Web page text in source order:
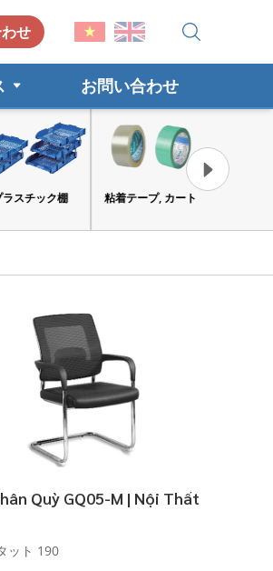
せ
お問い合わせ
ラスチック棚 粘着テープ, カート
Quỳ GQ05-M | Nội Thất
ット 190